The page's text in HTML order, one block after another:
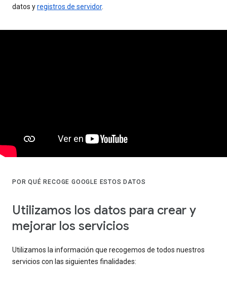
datos yregistros de servidor.
POR QUÉ RECOGE GOOGLE ESTOS DATOS
Utilizamos los datos para crear y
mejorar los servicios
Utilizamos la información que recogemos de todos nuestros
servicios con las siguientes finalidades: